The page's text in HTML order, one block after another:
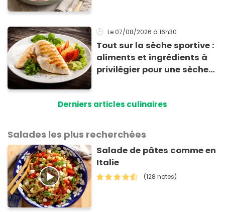
Le 07/08/2026 à 16h30
Tout sur la sèche sportive :
aliments et ingrédients à
privilégier pour une sèche
Derniers articles culinaires
Salades les plus recherchées
Salade de pâtes comme en
Italie
(128 notes)